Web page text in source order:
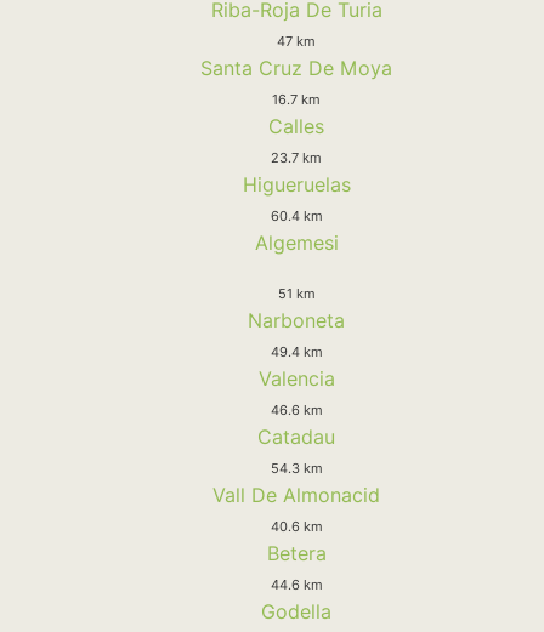
Riba-Roja De Turia
47 km
Santa Cruz De Moya
16.7 km
Calles
23.7 km
Higueruelas
60.4 km
Algemesi
51 km
Narboneta
49.4 km
Valencia
46.6 km
Catadau
54.3 km
Vall De Almonacid
40.6 km
Betera
44.6 km
Godella